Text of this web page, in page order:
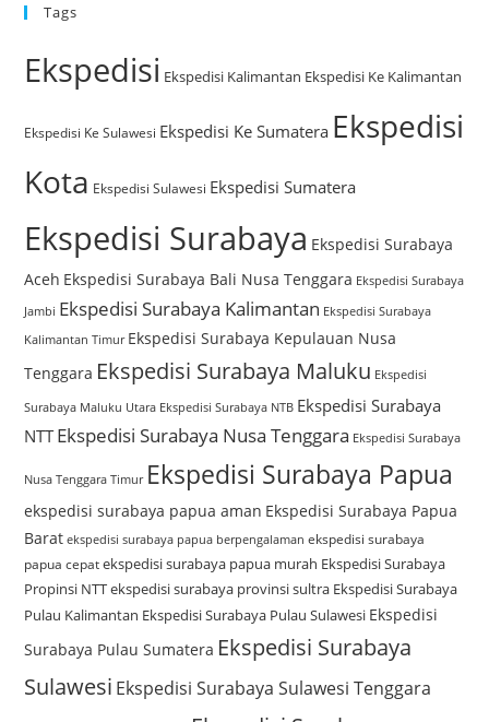
Tags
Ekspedisi Ekspedisi Kalimantan Ekspedisi Ke Kalimantan
Ekspedisi Ke Sulawesi Ekspedisi Ke Sumatera Ekspedisi
Kota Ekspedisi Sulawesi Ekspedisi Sumatera
Ekspedisi Surabaya Ekspedisi Surabaya
Aceh Ekspedisi Surabaya Bali Nusa Tenggara Ekspedisi Surabaya
Jambi Ekspedisi Surabaya Kalimantan Ekspedisi Surabaya
Kalimantan Timur Ekspedisi Surabaya Kepulauan Nusa
Tenggara Ekspedisi Surabaya Maluku Ekspedisi
Surabaya Maluku Utara Ekspedisi Surabaya NTB Ekspedisi Surabaya
NTTEkspedisi Surabaya Nusa Tenggara Ekspedisi Surabaya
Nusa Tenggara Timur Ekspedisi Surabaya Papua
ekspedisi surabaya papua aman Ekspedisi Surabaya Papua
Barat ekspedisi surabaya papua berpengalaman ekspedisi surabaya
papua cepat ekspedisi surabaya papua murah Ekspedisi Surabaya
Propinsi NTTekspedisi surabaya provinsi sultra Ekspedisi Surabaya
Pulau Kalimantan Ekspedisi Surabaya Pulau Sulawesi Ekspedisi
Surabaya Pulau Sumatera Ekspedisi Surabaya
Sulawesi Ekspedisi Surabaya Sulawesi Tenggara